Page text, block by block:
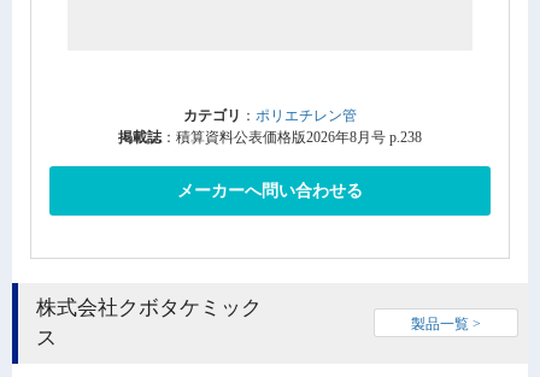
カテゴリ ： ポリエチレン管
掲載誌 ：積算資料公表価格版2026年8月号 p.238
メーカーへ問い合わせる
株式会社クボタケミック
ス
製品一覧 >